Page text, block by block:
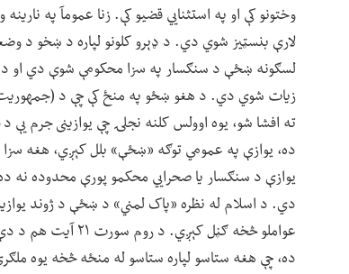
وختونو کې او په استثنايي قضیو کې. زنا عمومآ په
لارې بنسټیز شوي دي. د ډېرو کلونو لپاره د ښخو د
لسګونه ښځې د سنګسار په سزا محکومې شوې دي او د
زیات شوي دي. د هغو ښځو په منځ کې چې د
ته افشا شو، یوه اوولس کلنه نجلۍ چې یوازینی جرم
ده، یوازې په عمومي توګه «ښځې» بلل کېږي، هغه
یوازې د سنګسار یا صحرايي محکمو پورې محدوده نه
دي. د اسلام له نظره «پاک لمني» د ښځې د ژوند
عواملو څخه ګڼل
ده، چې هغه ستاسو لپاره ستاسو له منځه څخه یوه